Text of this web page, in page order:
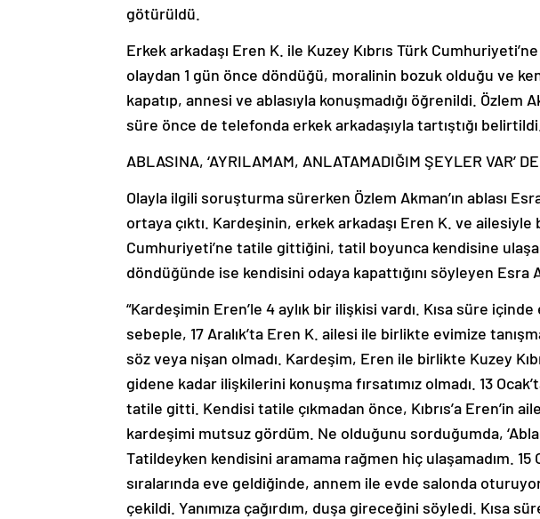
götürüldü.
Erkek arkadaşı Eren K. ile Kuzey Kıbrıs Türk
olaydan 1 gün önce döndüğü, moralinin bozuk olduğu ve
kapatıp, annesi ve ablasıyla konuşmadığı öğrenildi. Özlem
süre önce de telefonda erkek arkadaşıyla tartıştığı belirtildi.
ABLASINA, ‘AYRILAMAM, ANLATAMADIĞIM ŞEYLER VAR’
Olayla ilgili soruşturma sürerken Özlem Akman’ın ablası
ortaya çıktı. Kardeşinin, erkek arkadaşı Eren K. ve ailesiyle
Cumhuriyeti’ne tatile gittiğini, tatil boyunca kendisine
döndüğünde ise kendisini odaya kapattığını söyleyen
“Kardeşimin Eren’le 4 aylık bir ilişkisi vardı. Kısa süre
sebeple, 17 Aralık’ta Eren K. ailesi ile birlikte evimize
söz veya nişan olmadı. Kardeşim, Eren ile birlikte Kuzey
gidene kadar ilişkilerini konuşma fırsatımız olmadı. 13
tatile gitti. Kendisi tatile çıkmadan önce, Kıbrıs’a Eren’in
kardeşimi mutsuz gördüm. Ne olduğunu sorduğumda,
Tatildeyken kendisini aramama rağmen hiç ulaşamadım. 15
sıralarında eve geldiğinde, annem ile evde salonda
çekildi. Yanımıza çağırdım, duşa gireceğini söyledi. Kısa